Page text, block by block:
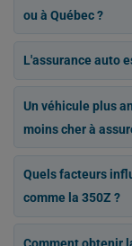
ou à Québec ?
L'assurance auto
Un véhicule plus
moins cher à
Quels facteurs
comme la 350Z ?
Comment obtenir